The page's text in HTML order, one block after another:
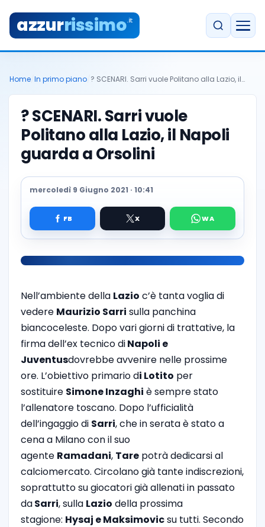
azzurrissimo.it
Home In primo piano ? SCENARI. Sarri vuole Politano alla Lazio, il…
? SCENARI. Sarri vuole
Politano alla Lazio, il Napoli
guarda a Orsolini
mercoledì 9 Giugno 2021 · 10:41
Nell’ambiente della Lazio c’è tanta voglia di
vedere Maurizio Sarri sulla panchina
biancoceleste. Dopo vari giorni di trattative, la
firma dell’ex tecnico diNapoli e
Juventusdovrebbe avvenire nelle prossime
ore. L’obiettivo primario di Lotito per
sostituire Simone Inzaghi è sempre stato
l’allenatore toscano. Dopo l’ufficialità
dell’ingaggio di Sarri, che in serata è stato a
cena a Milano con il suo
agente Ramadani, Tare potrà dedicarsi al
calciomercato. Circolano già tante indiscrezioni,
soprattutto su giocatori già allenati in passato
daSarri, sulla Lazio della prossima
stagione: Hysaj e Maksimovicsu tutti. Secondo